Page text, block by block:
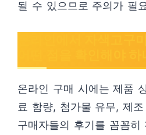
될 수 있으므로 주의가 필
온라인 구매 시에는 제품
료 함량, 첨가물 유무, 제
구매자들의 후기를 꼼꼼히